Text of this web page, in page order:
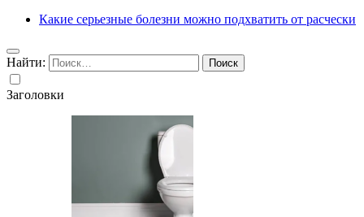
Какие серьезные болезни можно подхватить от расчески
Найти:
Заголовки